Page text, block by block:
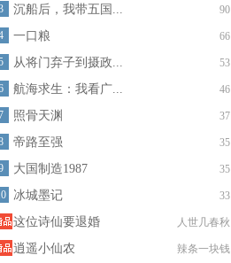
90
沉船后，我带五国...
66
一口粮
53
从将门弃子到摄政...
46
航海求生：我看广...
37
照骨天渊
35
帝路至强
35
大国制造1987
33
冰城墨记
人世几春秋
这位诗仙要退婚
辣条一块钱
逍遥小仙农